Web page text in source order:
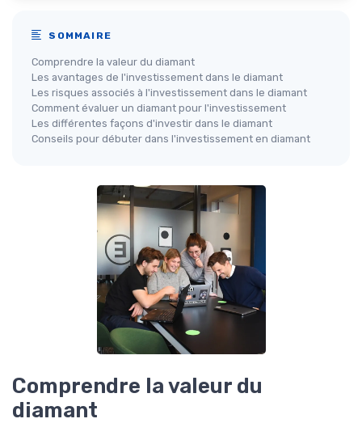
SOMMAIRE
Comprendre la valeur du diamant
Les avantages de l'investissement dans le diamant
Les risques associés à l'investissement dans le diamant
Comment évaluer un diamant pour l'investissement
Les différentes façons d'investir dans le diamant
Conseils pour débuter dans l'investissement en diamant
Comprendre la valeur du
diamant